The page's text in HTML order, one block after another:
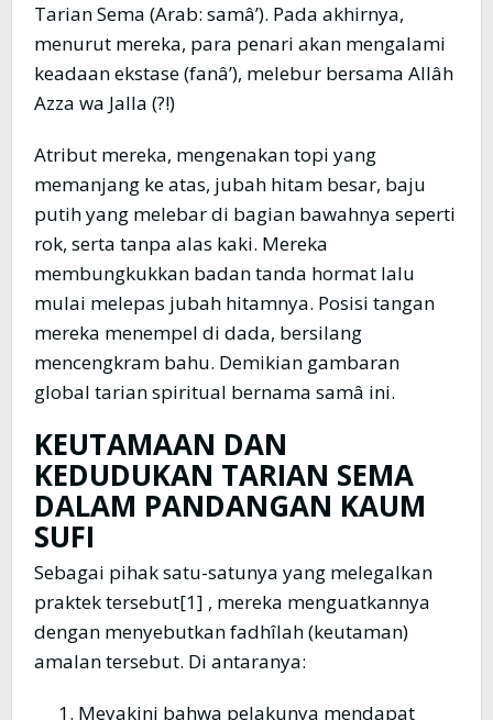
Tarian Sema (Arab: samâ’). Pada akhirnya,
menurut mereka, para penari akan mengalami
keadaan ekstase (fanâ’), melebur bersama Allâh
Azza wa Jalla (?!)
Atribut mereka, mengenakan topi yang
memanjang ke atas, jubah hitam besar, baju
putih yang melebar di bagian bawahnya seperti
rok, serta tanpa alas kaki. Mereka
membungkukkan badan tanda hormat lalu
mulai melepas jubah hitamnya. Posisi tangan
mereka menempel di dada, bersilang
mencengkram bahu. Demikian gambaran
global tarian spiritual bernama samâ ini.
KEUTAMAAN DAN
KEDUDUKAN TARIAN SEMA
DALAM PANDANGAN KAUM
SUFI
Sebagai pihak satu-satunya yang melegalkan
praktek tersebut[1] , mereka menguatkannya
dengan menyebutkan fadhîlah (keutaman)
amalan tersebut. Di antaranya:
Meyakini bahwa pelakunya mendapat